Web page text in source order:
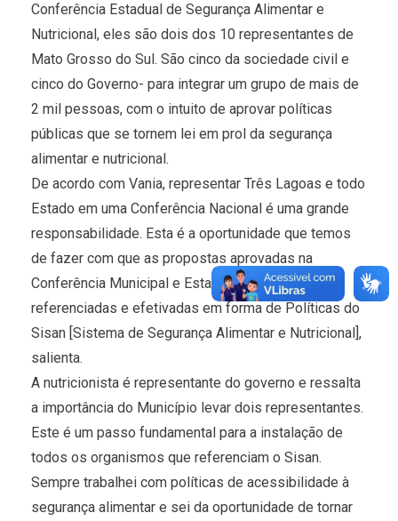
Conferência Estadual de Segurança Alimentar e
Nutricional, eles são dois dos 10 representantes de
Mato Grosso do Sul. São cinco da sociedade civil e
cinco do Governo- para integrar um grupo de mais de
2 mil pessoas, com o intuito de aprovar políticas
públicas que se tornem lei em prol da segurança
alimentar e nutricional.
De acordo com Vania, representar Três Lagoas e todo
Estado em uma Conferência Nacional é uma grande
responsabilidade. Esta é a oportunidade que temos
de fazer com que as propostas aprovadas na
Conferência Municipal e Estadual sejam
referenciadas e efetivadas em forma de Políticas do
Sisan [Sistema de Segurança Alimentar e Nutricional],
salienta.
A nutricionista é representante do governo e ressalta
a importância do Município levar dois representantes.
Este é um passo fundamental para a instalação de
todos os organismos que referenciam o Sisan.
Sempre trabalhei com políticas de acessibilidade à
segurança alimentar e sei da oportunidade de tornar